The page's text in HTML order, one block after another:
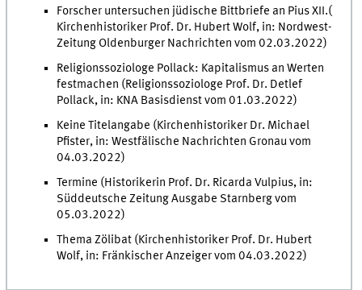
Forscher untersuchen jüdische Bittbriefe an Pius XII.(
Kirchenhistoriker Prof. Dr. Hubert Wolf, in: Nordwest-
Zeitung Oldenburger Nachrichten vom 02.03.2022)
Religionssoziologe Pollack: Kapitalismus an Werten
festmachen (Religionssoziologe Prof. Dr. Detlef
Pollack, in: KNA Basisdienst vom 01.03.2022)
Keine Titelangabe (Kirchenhistoriker Dr. Michael
Pfister, in: Westfälische Nachrichten Gronau vom
04.03.2022)
Termine (Historikerin Prof. Dr. Ricarda Vulpius, in:
Süddeutsche Zeitung Ausgabe Starnberg vom
05.03.2022)
Thema Zölibat (Kirchenhistoriker Prof. Dr. Hubert
Wolf, in: Fränkischer Anzeiger vom 04.03.2022)